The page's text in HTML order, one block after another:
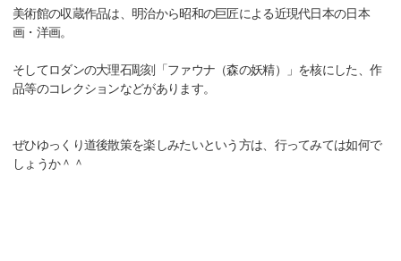
美術館の収蔵作品は、明治から昭和の巨匠による近現代日本の日本
画・洋画。
そしてロダンの大理石彫刻「ファウナ（森の妖精）」を核にした、作
品等のコレクションなどがあります。
ぜひゆっくり道後散策を楽しみたいという方は、行ってみては如何で
しょうか＾＾